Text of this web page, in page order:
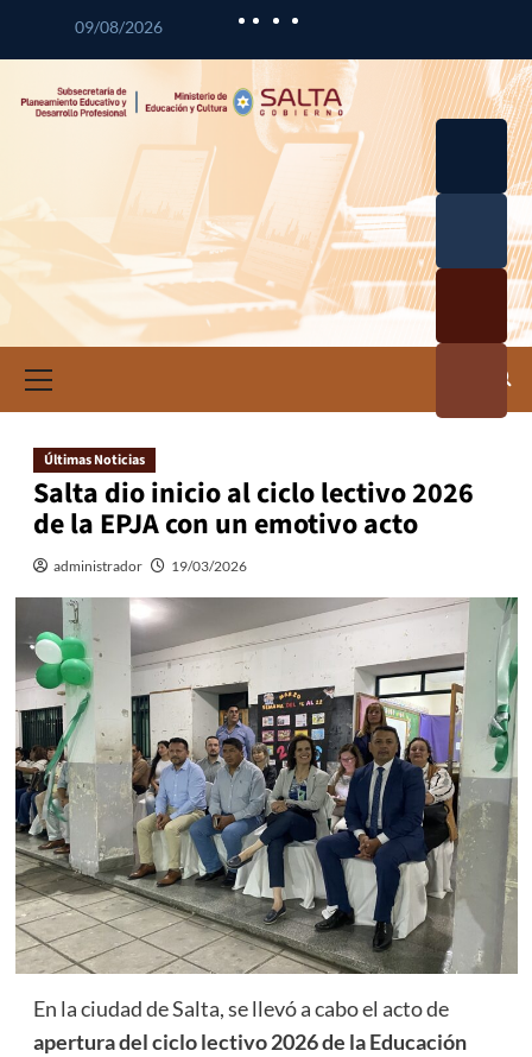
09/08/2026
Últimas Noticias
Salta dio inicio al ciclo lectivo 2026
de la EPJA con un emotivo acto
administrador 19/03/2026
En la ciudad de Salta, se llevó a cabo el acto de
apertura del ciclo lectivo 2026 de la Educación
Curricul
Profesio
a
Investig
a